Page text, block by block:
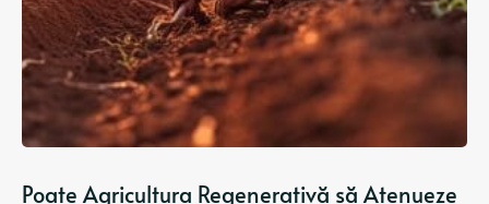
Poate Agricultura Regenerativă să Atenueze